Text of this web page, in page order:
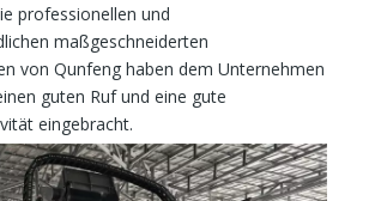
professionellen und
maßgeschneiderten
von Qunfeng haben dem Unternehmen
guten Ruf und eine gute
eingebracht.